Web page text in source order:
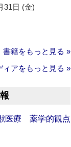
31日 (金)
書籍をもっと見る »
ィアをもっと見る »
医療 薬学的観点